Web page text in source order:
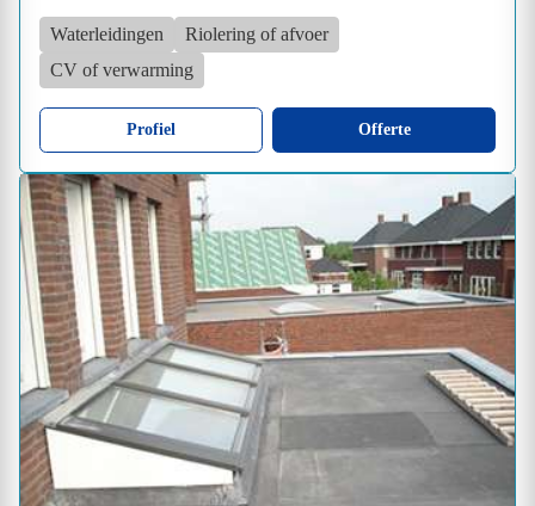
Waterleidingen
Riolering of afvoer
CV of verwarming
Profiel Offerte